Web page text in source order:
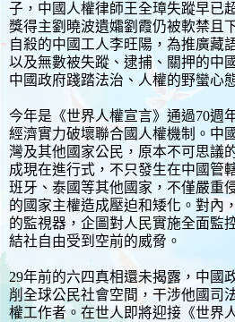
子，中國人權律師王全璋失蹤早已
獎得主劉曉波遺孀劉霞仍被軟禁且
自殺的中國工人李旺陽，為推廣藏
以及無數被失蹤、逮捕、關押的中
中國政府踐踏法治、人權的野蠻心
今年是《世界人權宣言》通過70週
經濟實力破壞聯合國人權機制。中
灣及其他國家公民，原本不可思議
成現在進行式，不只發生在中國管
班牙、泰國等其他國家，不僅嚴重
的國家主權造成壓迫和矮化。對內
的監視器，企圖對人民實施全面監
結社自由受到空前的威脅。
29年前的六四真相還未揭露，中國
削全球公民社會空間，干涉他國司
權工作者。在世人即將迎接《世界